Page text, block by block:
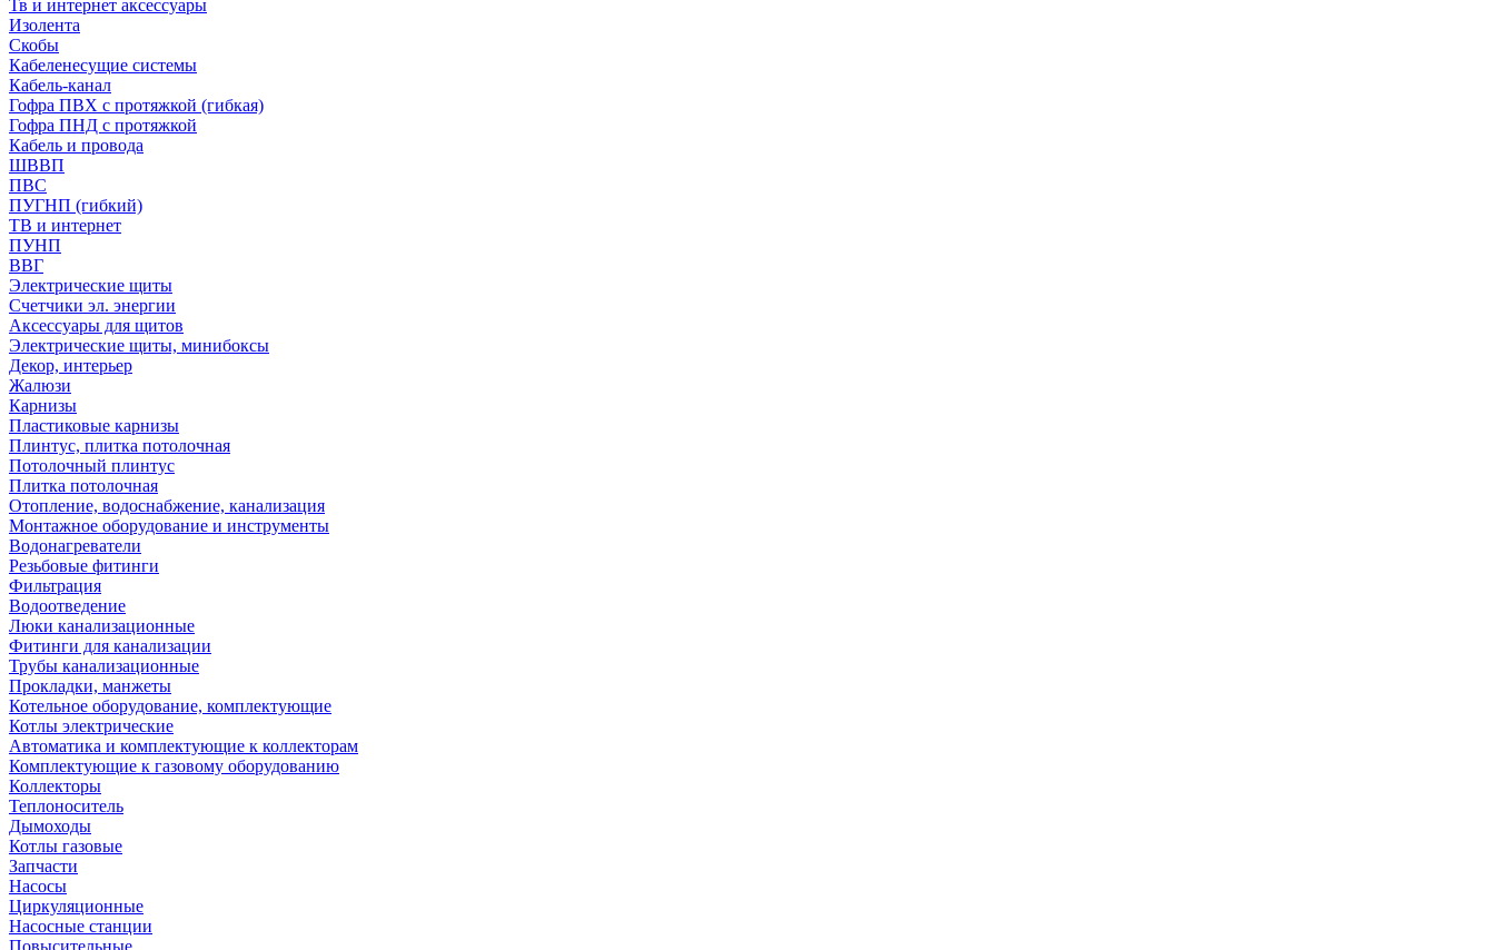
Тв и интернет аксессуары
Изолента
Скобы
Кабеленесущие системы
Кабель-канал
Гофра ПВХ с протяжкой (гибкая)
Гофра ПНД с протяжкой
Кабель и провода
ШВВП
ПВС
ПУГНП (гибкий)
ТВ и интернет
ПУНП
ВВГ
Электрические щиты
Счетчики эл. энергии
Аксессуары для щитов
Электрические щиты, минибоксы
Декор, интерьер
Жалюзи
Карнизы
Пластиковые карнизы
Плинтус, плитка потолочная
Потолочный плинтус
Плитка потолочная
Отопление, водоснабжение, канализация
Монтажное оборудование и инструменты
Водонагреватели
Резьбовые фитинги
Фильтрация
Водоотведение
Люки канализационные
Фитинги для канализации
Трубы канализационные
Прокладки, манжеты
Котельное оборудование, комплектующие
Котлы электрические
Автоматика и комплектующие к коллекторам
Комплектующие к газовому оборудованию
Коллекторы
Теплоноситель
Дымоходы
Котлы газовые
Запчасти
Насосы
Циркуляционные
Насосные станции
Повысительные